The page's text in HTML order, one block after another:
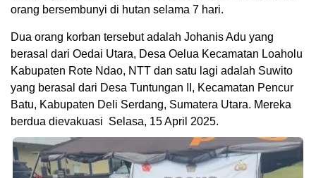
orang bersembunyi di hutan selama 7 hari.
Dua orang korban tersebut adalah Johanis Adu yang
berasal dari Oedai Utara, Desa Oelua Kecamatan Loaholu
Kabupaten Rote Ndao, NTT dan satu lagi adalah Suwito
yang berasal dari Desa Tuntungan II, Kecamatan Pencur
Batu, Kabupaten Deli Serdang, Sumatera Utara. Mereka
berdua dievakuasi Selasa, 15 April 2025.